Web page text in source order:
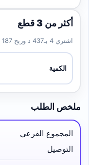
أكثر من 3 قطع
اشتري 4 بـ437 د وربح 187 د - تخفيض 30%
الكمية
ملخص الطلب
المجموع الفرعي
التوصيل